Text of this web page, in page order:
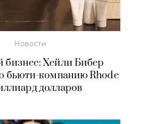
Новости
бизнес: Хейли Бибер
бьюти-компанию Rhode
долларов